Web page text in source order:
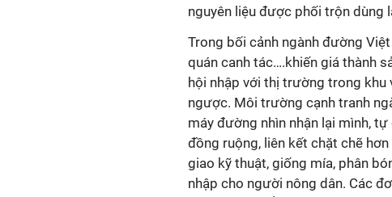
nguyên liệu được phối trộn dùng
Trong bối cảnh ngành đường
quán canh tác….khiến giá thành
hội nhập với thị trường trong khu
ngược. Môi trường cạnh tranh
máy đường nhìn nhận lại mình,
đồng ruộng, liên kết chặt chẽ
giao kỹ thuật, giống mía, phân
nhập cho người nông dân. Các